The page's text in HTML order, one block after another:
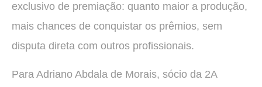
exclusivo de premiação: quanto maior a produção,
mais chances de conquistar os prêmios, sem
disputa direta com outros profissionais.
Para Adriano Abdala de Morais, sócio da 2A